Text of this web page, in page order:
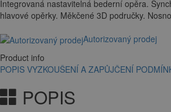
Integrovaná nastavitelná bederní opěra.
hlavové opěrky. Měkčené 3D područky.
Autorizovaný prodej
Product info
POPIS VYZKOUŠENÍ A ZAPŮJČENÍ
POPIS